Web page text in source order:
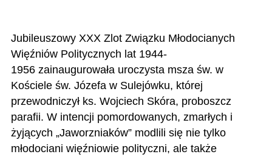
Jubileuszowy XXX Zlot Związku Młodocianych
Więźniów Politycznych lat 1944-
1956 zainaugurowała uroczysta msza św. w
Kościele św. Józefa w Sulejówku, której
przewodniczył ks. Wojciech Skóra, proboszcz
parafii. W intencji pomordowanych, zmarłych i
żyjących „Jaworzniaków” modlili się nie tylko
młodociani więźniowie polityczni, ale także